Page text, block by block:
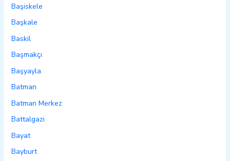
Başiskele
Başkale
Baskil
Başmakçı
Başyayla
Batman
Batman Merkez
Battalgazi
Bayat
Bayburt